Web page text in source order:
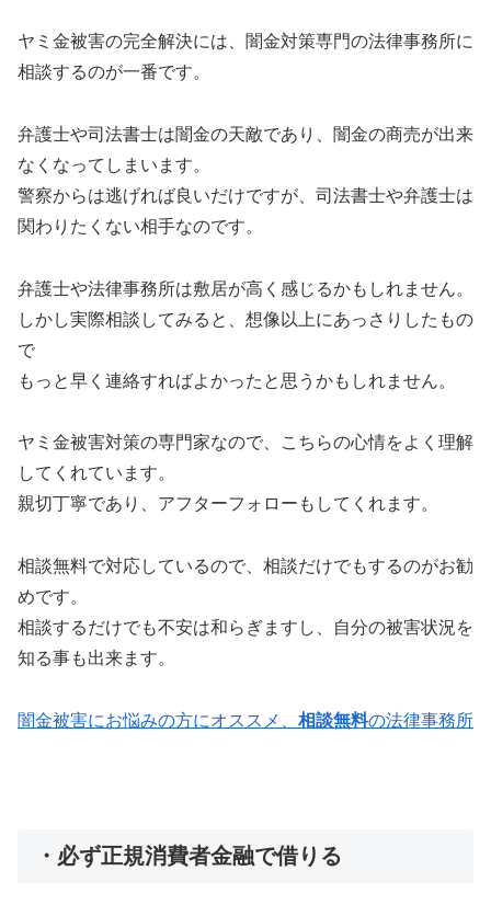
ヤミ金被害の完全解決には、闇金対策専門の法律事務所に
相談するのが一番です。
弁護士や司法書士は闇金の天敵であり、闇金の商売が出来
なくなってしまいます。
警察からは逃げれば良いだけですが、司法書士や弁護士は
関わりたくない相手なのです。
弁護士や法律事務所は敷居が高く感じるかもしれません。
しかし実際相談してみると、想像以上にあっさりしたもの
で
もっと早く連絡すればよかったと思うかもしれません。
ヤミ金被害対策の専門家なので、こちらの心情をよく理解
してくれています。
親切丁寧であり、アフターフォローもしてくれます。
相談無料で対応しているので、相談だけでもするのがお勧
めです。
相談するだけでも不安は和らぎますし、自分の被害状況を
知る事も出来ます。
闇金被害にお悩みの方にオススメ、 相談無料の法律事務所
・必ず正規消費者金融で借りる